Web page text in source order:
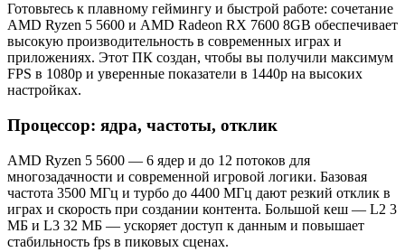
Готовьтесь к плавному геймингу и быстрой работе: сочетание
AMD Ryzen 5 5600 и AMD Radeon RX 7600 8GB обеспечивает
высокую производительность в современных играх и
приложениях. Этот ПК создан, чтобы вы получили максимум
FPS в 1080p и уверенные показатели в 1440p на высоких
настройках.
Процессор: ядра, частоты, отклик
AMD Ryzen 5 5600 — 6 ядер и до 12 потоков для
многозадачности и современной игровой логики. Базовая
частота 3500 МГц и турбо до 4400 МГц дают резкий отклик в
играх и скорость при создании контента. Большой кеш — L2 3
МБ и L3 32 МБ — ускоряет доступ к данным и повышает
стабильность fps в пиковых сценах.